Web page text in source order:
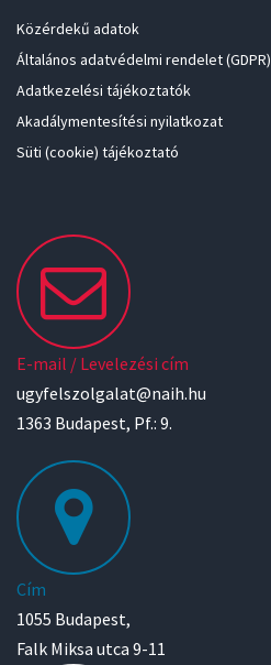
Közérdekű adatok
Általános adatvédelmi rendelet (GDPR)
Adatkezelési tájékoztatók
Akadálymentesítési nyilatkozat
Süti (cookie) tájékoztató
E-mail / Levelezési cím
ugyfelszolgalat@naih.hu
1363 Budapest, Pf.: 9.
Cím
1055 Budapest,
Falk Miksa utca 9-11